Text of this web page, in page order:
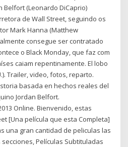
Belfort (Leonardo DiCaprio)
de Wall Street, seguindo os
Mark Hanna (Matthew
consegue ser contratado
o Black Monday, que faz com
caiam repentinamente. El lobo
Trailer, video, fotos, reparto.
basada en hechos reales del
Jordan Belfort.
Online. Bienvenido, estas
[Una película que esta Completa]
una gran cantidad de peliculas las
Películas Subtituladas